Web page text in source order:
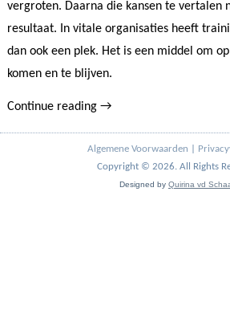
vergroten. Daarna die kansen te vertalen
resultaat. In vitale organisaties heeft
dan ook een plek. Het is een middel om
komen en te blijven.
Continue reading→
Algemene Voorwaarden
Copyright © 2026. All Rights
Designed by Quirina vd